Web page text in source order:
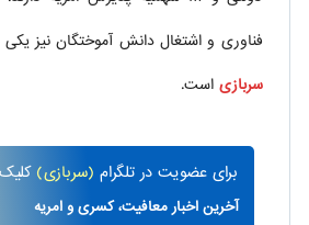
فناوری و اشتغال دانش آموختگان نیز یکی
سربازی است.
برای عضویت در تلگرام (سربازی)
آخرین اخبار معافیت، کسری و امریه